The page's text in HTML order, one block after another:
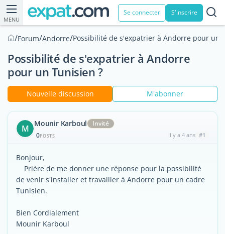
MENU
Se connecter S'inscrire
/Forum/Andorre/Possibilité de s'expatrier à Andorre pour un
Possibilité de s'expatrier à Andorre
pour un Tunisien ?
Nouvelle discussion M'abonner
M Mounir Karboul
Invité
0POSTS il y a 4 ans #1
Bonjour,
Prière de me donner une réponse pour la possibilité
de venir s'installer et travailler à Andorre pour un cadre
Tunisien.
Bien Cordialement
Mounir Karboul